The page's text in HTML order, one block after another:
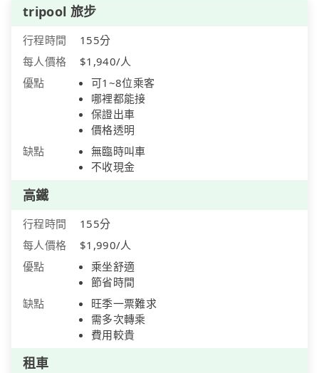
tripool 旅步
行程時間
155分
每人價格
$1,940/人
優點
可1~8位乘客
哪裡都能接
保證出車
價格透明
缺點
無臨時叫車
不收現金
高鐵
行程時間
155分
每人價格
$1,990/人
優點
乘坐舒適
節省時間
缺點
旺季一票難求
需多次轉乘
費用較貴
租車